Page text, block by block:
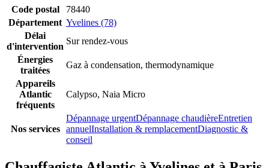
Code postal
78440
Département Yvelines (78)
Délai
d'intervention
Sur rendez-vous
Énergies
traitées
Gaz à condensation, thermodynamique
Appareils
Atlantic
fréquents
Calypso, Naia Micro
Nos services
Dépannage urgentDépannage chaudièreEntretien
annuelInstallation & remplacementDiagnostic &
conseil